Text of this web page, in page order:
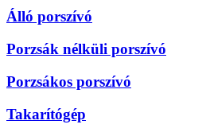
Álló porszívó
Porzsák nélküli porszívó
Porzsákos porszívó
Takarítógép